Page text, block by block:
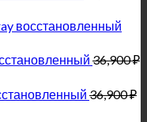
восстановленный
36,900₽
36,900₽